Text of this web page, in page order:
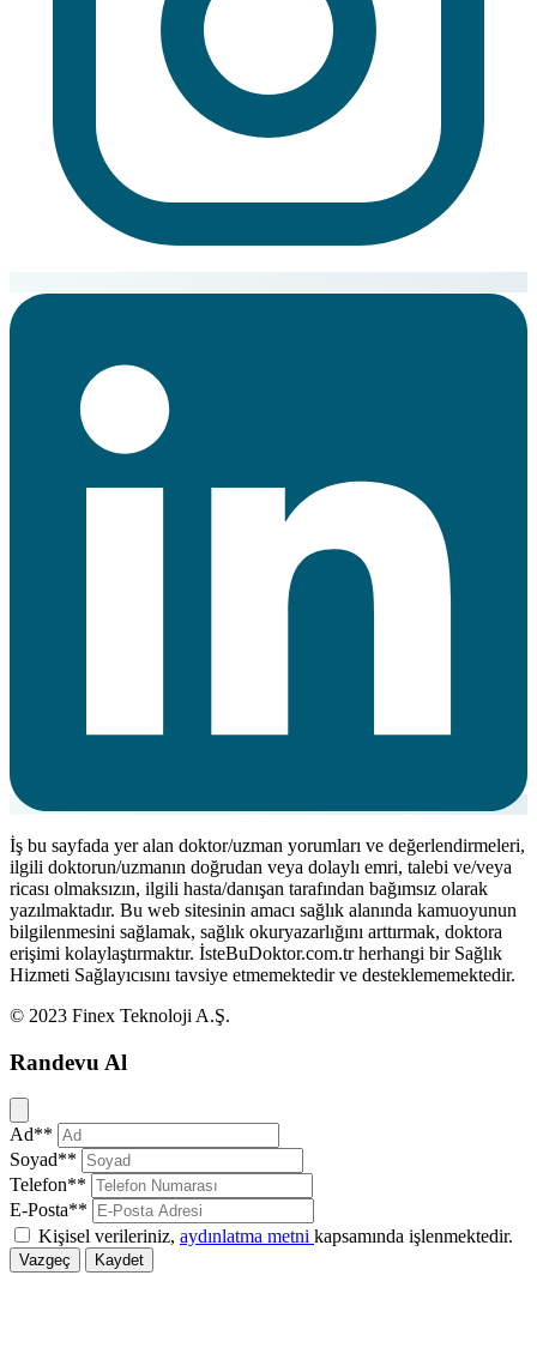
İş bu sayfada yer alan doktor/uzman yorumları ve değerlendirmeleri,
ilgili doktorun/uzmanın doğrudan veya dolaylı emri, talebi ve/veya
ricası olmaksızın, ilgili hasta/danışan tarafından bağımsız olarak
yazılmaktadır. Bu web sitesinin amacı sağlık alanında kamuoyunun
bilgilenmesini sağlamak, sağlık okuryazarlığını arttırmak, doktora
erişimi kolaylaştırmaktır. İsteBuDoktor.com.tr herhangi bir Sağlık
Hizmeti Sağlayıcısını tavsiye etmemektedir ve desteklememektedir.
© 2023 Finex Teknoloji A.Ş.
Randevu Al
Kapat
Ad**
Soyad**
Telefon**
E-Posta**
Kişisel verileriniz, aydınlatma metni kapsamında işlenmektedir.
Vazgeç Kaydet